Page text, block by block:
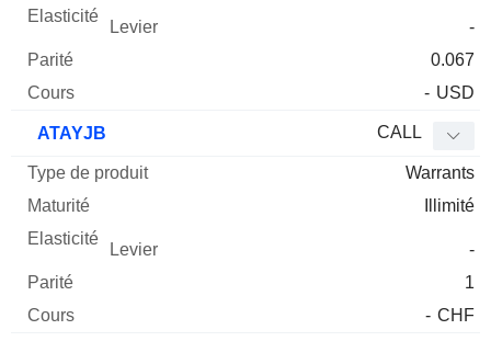
-
0.067
- USD
ATAYJB CALL
Warrants
Illimité
-
1
- CHF